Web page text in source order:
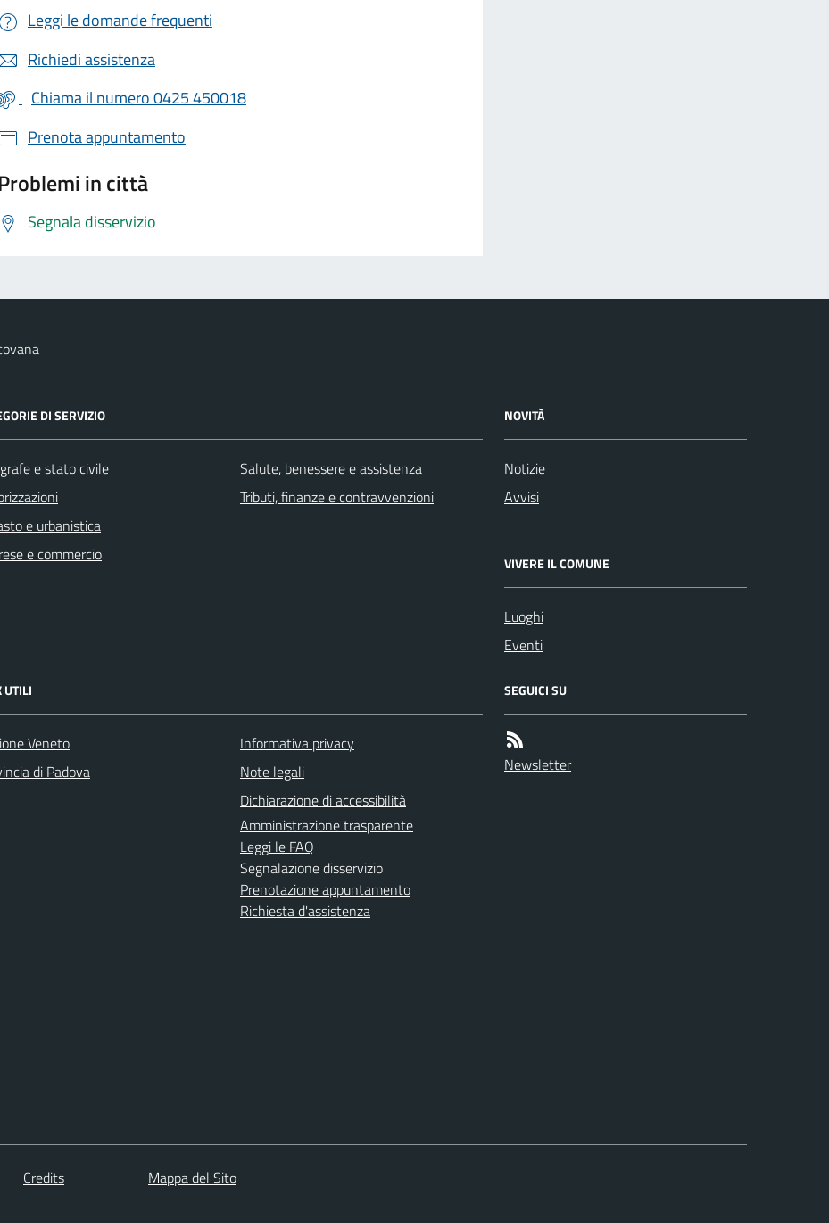
Leggi le domande frequenti
Richiedi assistenza
Chiama il numero 0425 450018
Prenota appuntamento
in città
Segnala disservizio
DI SERVIZIO
e stato civile
e urbanistica
e commercio
Salute, benessere e assistenza
Tributi, finanze e contravvenzioni
NOVITÀ
Notizie
Avvisi
VIVERE IL COMUNE
Luoghi
Eventi
UTILI
Veneto
di Padova
Informativa privacy
Note legali
Dichiarazione di accessibilità
Amministrazione trasparente
Leggi le FAQ
Segnalazione disservizio
Prenotazione appuntamento
Richiesta d'assistenza
SEGUICI SU
Newsletter
Credits Mappa del Sito